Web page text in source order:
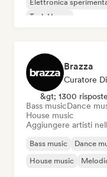
Elettronica
Tech House
Brazza
Curatore
&gt; 1300
Bass musicDance
House music
Aggiungere artisti
Bass music Dance
House music